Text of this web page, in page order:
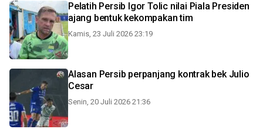
Pelatih Persib Igor Tolic nilai Piala Presiden
ajang bentuk kekompakan tim
Kamis, 23 Juli 2026 23:19
Alasan Persib perpanjang kontrak bek Julio
Cesar
Senin, 20 Juli 2026 21:36